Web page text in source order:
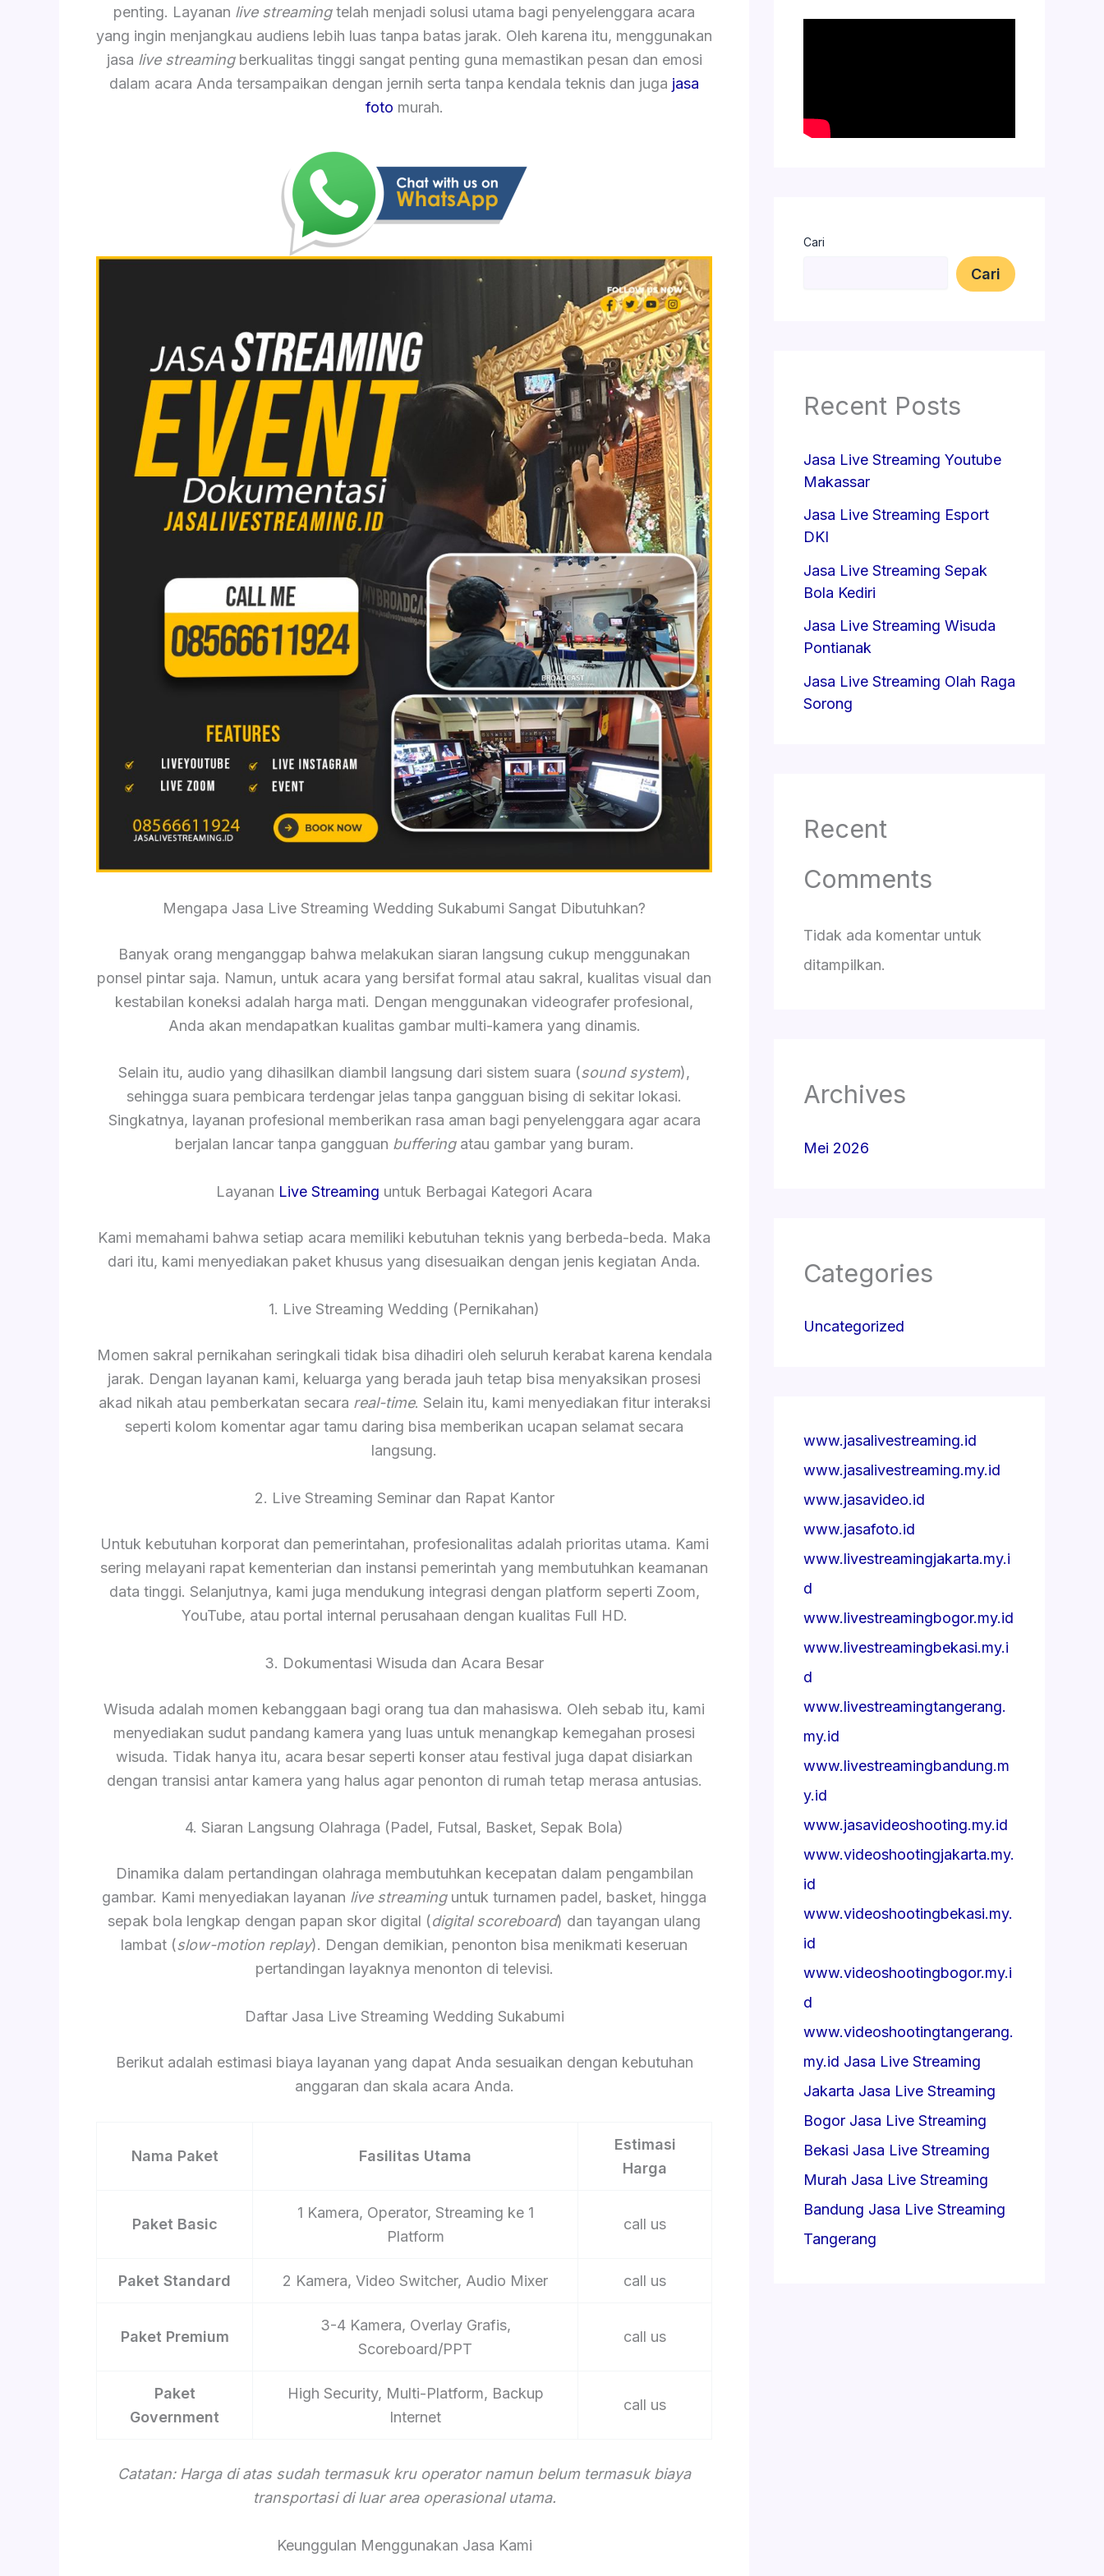
penting. Layanan live streamingtelah menjadi solusi utama bagi penyelenggara acara
yang ingin menjangkau audiens lebih luas tanpa batas jarak. Oleh karena itu, menggunakan
jasa live streamingberkualitas tinggi sangat penting guna memastikan pesan dan emosi
dalam acara Anda tersampaikan dengan jernih serta tanpa kendala teknis dan juga jasa
foto murah.
Mengapa Jasa Live Streaming Wedding Sukabumi Sangat Dibutuhkan?
Banyak orang menganggap bahwa melakukan siaran langsung cukup menggunakan
ponsel pintar saja. Namun, untuk acara yang bersifat formal atau sakral, kualitas visual dan
kestabilan koneksi adalah harga mati. Dengan menggunakan videografer profesional,
Anda akan mendapatkan kualitas gambar multi-kamera yang dinamis.
Selain itu, audio yang dihasilkan diambil langsung dari sistem suara (sound system),
sehingga suara pembicara terdengar jelas tanpa gangguan bising di sekitar lokasi.
Singkatnya, layanan profesional memberikan rasa aman bagi penyelenggara agar acara
berjalan lancar tanpa gangguan bufferingatau gambar yang buram.
Layanan Live Streaming untuk Berbagai Kategori Acara
Kami memahami bahwa setiap acara memiliki kebutuhan teknis yang berbeda-beda. Maka
dari itu, kami menyediakan paket khusus yang disesuaikan dengan jenis kegiatan Anda.
1. Live Streaming Wedding (Pernikahan)
Momen sakral pernikahan seringkali tidak bisa dihadiri oleh seluruh kerabat karena kendala
jarak. Dengan layanan kami, keluarga yang berada jauh tetap bisa menyaksikan prosesi
akad nikah atau pemberkatan secara real-time. Selain itu, kami menyediakan fitur interaksi
seperti kolom komentar agar tamu daring bisa memberikan ucapan selamat secara
langsung.
2. Live Streaming Seminar dan Rapat Kantor
Untuk kebutuhan korporat dan pemerintahan, profesionalitas adalah prioritas utama. Kami
sering melayani rapat kementerian dan instansi pemerintah yang membutuhkan keamanan
data tinggi. Selanjutnya, kami juga mendukung integrasi dengan platform seperti Zoom,
YouTube, atau portal internal perusahaan dengan kualitas Full HD.
3. Dokumentasi Wisuda dan Acara Besar
Wisuda adalah momen kebanggaan bagi orang tua dan mahasiswa. Oleh sebab itu, kami
menyediakan sudut pandang kamera yang luas untuk menangkap kemegahan prosesi
wisuda. Tidak hanya itu, acara besar seperti konser atau festival juga dapat disiarkan
dengan transisi antar kamera yang halus agar penonton di rumah tetap merasa antusias.
4. Siaran Langsung Olahraga (Padel, Futsal, Basket, Sepak Bola)
Dinamika dalam pertandingan olahraga membutuhkan kecepatan dalam pengambilan
gambar. Kami menyediakan layanan live streaminguntuk turnamen padel, basket, hingga
sepak bola lengkap dengan papan skor digital (digital scoreboard) dan tayangan ulang
lambat (slow-motion replay). Dengan demikian, penonton bisa menikmati keseruan
pertandingan layaknya menonton di televisi.
Daftar Jasa Live Streaming Wedding Sukabumi
Berikut adalah estimasi biaya layanan yang dapat Anda sesuaikan dengan kebutuhan
anggaran dan skala acara Anda.
Nama Paket Fasilitas Utama
Estimasi
Harga
Paket Basic
1 Kamera, Operator, Streaming ke 1
Platform
call us
Paket Standard 2 Kamera, Video Switcher, Audio Mixer call us
Paket Premium
3-4 Kamera, Overlay Grafis,
Scoreboard/PPT
call us
Paket
Government
High Security, Multi-Platform, Backup
Internet
call us
Catatan: Harga di atas sudah termasuk kru operator namun belum termasuk biaya
transportasi di luar area operasional utama.
Keunggulan Menggunakan Jasa Kami
Cari
Cari
Recent Posts
Jasa Live Streaming Youtube
Makassar
Jasa Live Streaming Esport
DKI
Jasa Live Streaming Sepak
Bola Kediri
Jasa Live Streaming Wisuda
Pontianak
Jasa Live Streaming Olah Raga
Sorong
Recent
Comments
Tidak ada komentar untuk
ditampilkan.
Archives
Mei 2026
Categories
Uncategorized
www.jasalivestreaming.id
www.jasalivestreaming.my.id
www.jasavideo.id
www.jasafoto.id
www.livestreamingjakarta.my.i
d
www.livestreamingbogor.my.id
www.livestreamingbekasi.my.i
d
www.livestreamingtangerang.
my.id
www.livestreamingbandung.m
y.id
www.jasavideoshooting.my.id
www.videoshootingjakarta.my.
id
www.videoshootingbekasi.my.
id
www.videoshootingbogor.my.i
d
www.videoshootingtangerang.
my.id Jasa Live Streaming
Jakarta Jasa Live Streaming
Bogor Jasa Live Streaming
Bekasi Jasa Live Streaming
Murah Jasa Live Streaming
Bandung Jasa Live Streaming
Tangerang